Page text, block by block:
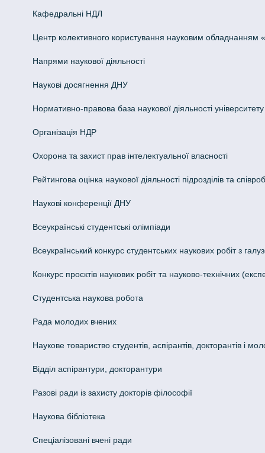
Кафедральні НДЛ
Центр колективного користування науковим обладнанням
Напрями наукової діяльності
Наукові досягнення ДНУ
Нормативно-правова база наукової діяльності університету
Організація НДР
Охорона та захист прав інтелектуальної власності
Рейтингова оцінка наукової діяльності підрозділів та
Наукові конференції ДНУ
Всеукраїнські студентські олімпіади
Всеукраїнський конкурс студентських наукових робіт з
Конкурс проєктів наукових робіт та науково-технічних
Студентська наукова робота
Рада молодих вчених
Наукове товариство студентів, аспірантів, докторантів і
Відділ аспірантури, докторантури
Разові ради із захисту докторів філософії
Наукова бібліотека
Спеціалізовані вчені ради